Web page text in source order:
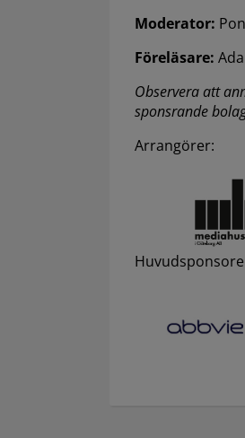
Moderator:
Föreläsare:
Observera att
sponsrande
Arrangörer: